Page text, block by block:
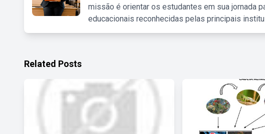
missão é orientar os estudantes em sua jornada
educacionais reconhecidas pelas principais
Related Posts